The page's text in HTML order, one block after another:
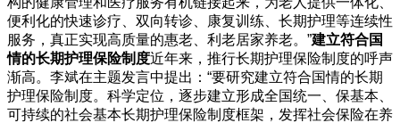
便利化的快速诊疗、双向转诊、康复训练、长期护理等连续性
服务，真正实现高质量的惠老、利老居家养老。”建立符合国
情的长期护理保险制度近年来，推行长期护理保险制度的呼声
渐高。李斌在主题发言中提出：“要研究建立符合国情的长期
护理保险制度。科学定位，逐步建立形成全国统一、保基本、
可持续的社会基本长期护理保险制度框架，发挥社会保险在养